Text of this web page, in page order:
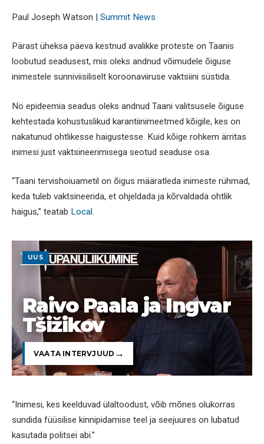
Paul Joseph Watson | Summit News
Pärast üheksa päeva kestnud avalikke proteste on Taanis
loobutud seadusest, mis oleks andnud võimudele õiguse
inimestele sunniviisiliselt koroonaviiruse vaktsiini süstida.
Nö epideemia seadus oleks andnud Taani valitsusele õiguse
kehtestada kohustuslikud karantiinimeetmed kõigile, kes on
nakatunud ohtlikesse haigustesse. Kuid kõige rohkem ärritas
inimesi just vaktsineerimisega seotud seaduse osa.
“Taani tervishoiuametil on õigus määratleda inimeste rühmad,
keda tuleb vaktsineerida, et ohjeldada ja kõrvaldada ohtlik
haigus,” teatab Local.
UUS
Raivo Paala ja Ingvar
Tšižikov
VAATA INTERVJUUD
“Inimesi, kes keelduvad ülaltoodust, võib mõnes olukorras
sundida füüsilise kinnipidamise teel ja seejuures on lubatud
kasutada politsei abi.”